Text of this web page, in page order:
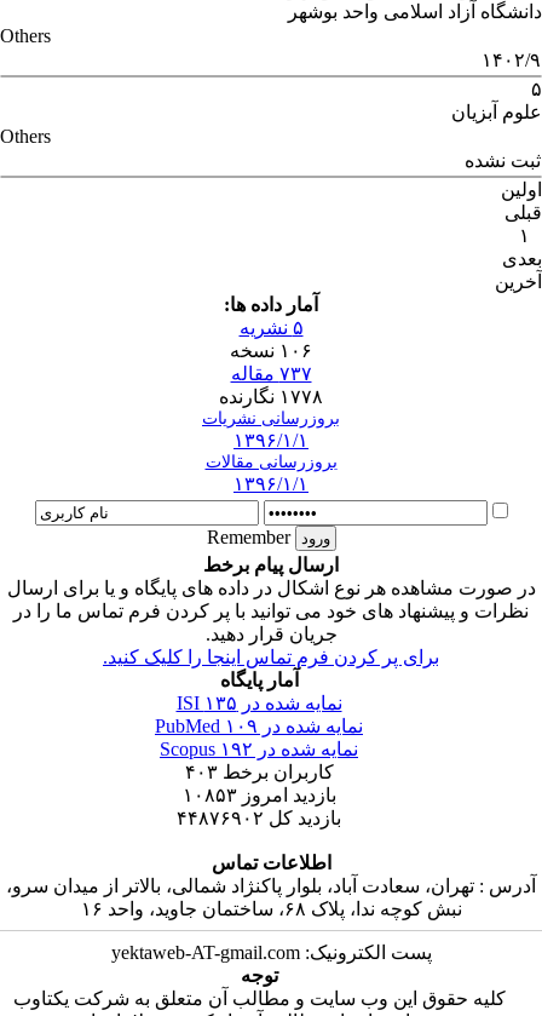
دانشگاه آزاد اسلامی واحد بوشهر
Others
۱۴۰۲/۹
۵
علوم آبزیان
Others
ثبت نشده
اولین
قبلی
۱
بعدی
آخرین
آمار داده ها:
۵ نشریه
۱۰۶ نسخه
۷۳۷ مقاله
۱۷۷۸ نگارنده
بروزرسانی نشریات
۱۳۹۶/۱/۱
بروزرسانی مقالات
۱۳۹۶/۱/۱
Remember
ارسال پیام برخط
در صورت مشاهده هر نوع اشکال در داده های پایگاه و یا برای ارسال
نظرات و پیشنهاد های خود می توانید با پر کردن فرم تماس ما را در
جریان قرار دهید.
برای پر کردن فرم تماس اینجا را کلیک کنید.
آمار پایگاه
نمایه شده در ISI ۱۳۵
نمایه شده در PubMed ۱۰۹
نمایه شده در Scopus ۱۹۲
کاربران برخط۴۰۳
بازدید امروز۱۰۸۵۳
بازدید کل ۴۴۸۷۶۹۰۲
اطلاعات تماس
آدرس : تهران، سعادت آباد، بلوار پاکنژاد شمالی، بالاتر از میدان سرو،
نبش کوچه ندا، پلاک ۶۸، ساختمان جاوید، واحد ۱۶
پست الکترونیک: yektaweb-AT-gmail.com
توجه
کلیه حقوق این وب سایت و مطالب آن متعلق به شرکت یکتاوب